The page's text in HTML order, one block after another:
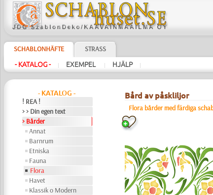
SCHABLONHÄFTE STRASS
- KATALOG - | EXEMPEL | HJÄLP |
- KATALOG -
! REA !
> > Din egen text
> Bårder
Annat
Barnrum
Etniska
Fauna
Flora
Havet
Klassik o Modern
Bård av påskliljor
Flora bårder med färdiga